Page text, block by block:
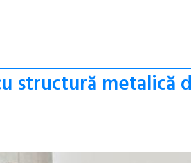
structură metalică